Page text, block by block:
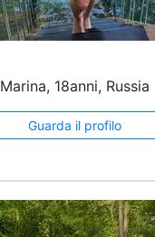
Marina, 18anni, Russia
Guarda il profilo